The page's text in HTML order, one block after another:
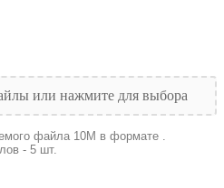
или нажмите для выбора
файла 10M в формате .
- 5 шт.